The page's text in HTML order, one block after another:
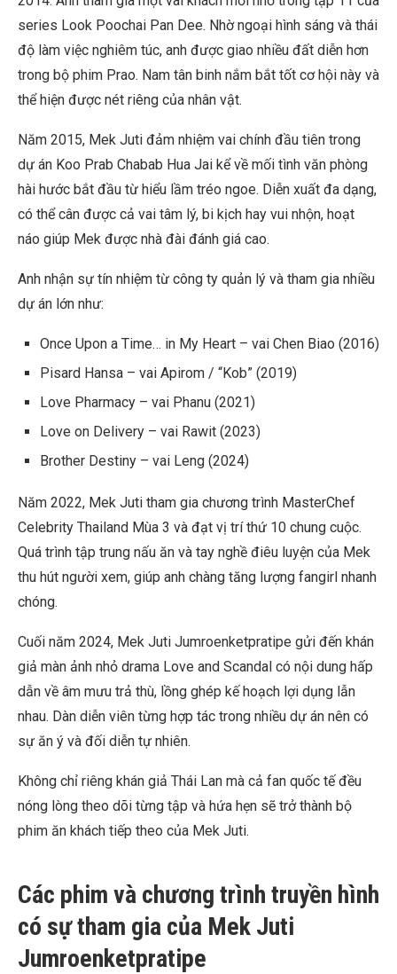
series Look Poochai Pan Dee. Nhờ ngoại hình sáng và thái
độ làm việc nghiêm túc, anh được giao nhiều đất diễn hơn
trong bộ phim Prao. Nam tân binh nắm bắt tốt cơ hội này và
thể hiện được nét riêng của nhân vật.
Năm 2015, Mek Juti đảm nhiệm vai chính đầu tiên trong
dự án Koo Prab Chabab Hua Jai kể về mối tình văn phòng
hài hước bắt đầu từ hiểu lầm tréo ngoe. Diễn xuất đa dạng,
có thể cân được cả vai tâm lý, bi kịch hay vui nhộn, hoạt
náo giúp Mek được nhà đài đánh giá cao.
Anh nhận sự tín nhiệm từ công ty quản lý và tham gia nhiều
dự án lớn như:
Once Upon a Time… in My Heart – vai Chen Biao (2016)
Pisard Hansa – vai Apirom / “Kob” (2019)
Love Pharmacy – vai Phanu (2021)
Love on Delivery – vai Rawit (2023)
Brother Destiny – vai Leng (2024)
Năm 2022, Mek Juti tham gia chương trình MasterChef
Celebrity Thailand Mùa 3 và đạt vị trí thứ 10 chung cuộc.
Quá trình tập trung nấu ăn và tay nghề điêu luyện của Mek
thu hút người xem, giúp anh chàng tăng lượng fangirl nhanh
chóng.
Cuối năm 2024, Mek Juti Jumroenketpratipe gửi đến khán
giả màn ảnh nhỏ drama Love and Scandal có nội dung hấp
dẫn về âm mưu trả thù, lồng ghép kế hoạch lợi dụng lẫn
nhau. Dàn diễn viên từng hợp tác trong nhiều dự án nên có
sự ăn ý và đối diễn tự nhiên.
Không chỉ riêng khán giả Thái Lan mà cả fan quốc tế đều
nóng lòng theo dõi từng tập và hứa hẹn sẽ trở thành bộ
phim ăn khách tiếp theo của Mek Juti.
Các phim và chương trình truyền hình
có sự tham gia của Mek Juti
Jumroenketpratipe